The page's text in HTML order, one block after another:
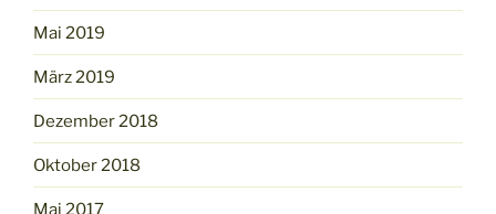
Mai 2019
März 2019
Dezember 2018
Oktober 2018
Mai 2017